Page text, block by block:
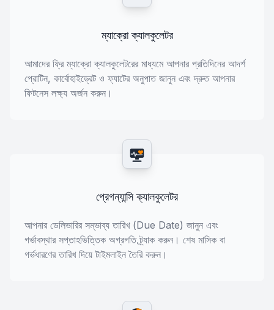
ম্যাক্রো ক্যালকুলেটর
আমাদের ফ্রি ম্যাক্রো ক্যালকুলেটরের মাধ্যমে আপনার প্রতিদিনের আদর্শ
প্রোটিন, কার্বোহাইড্রেট ও ফ্যাটের অনুপাত জানুন এবং দ্রুত আপনার
ফিটনেস লক্ষ্য অর্জন করুন।
প্রেগন্যান্সি ক্যালকুলেটর
আপনার ডেলিভারির সম্ভাব্য তারিখ (Due Date) জানুন এবং
গর্ভাবস্থার সপ্তাহভিত্তিক অগ্রগতি ট্র্যাক করুন। শেষ মাসিক বা
গর্ভধারণের তারিখ দিয়ে টাইমলাইন তৈরি করুন।